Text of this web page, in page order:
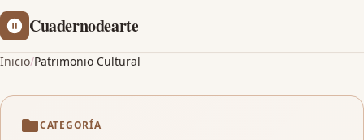
Cuadernodearte
Inicio/Patrimonio Cultural
CATEGORÍA